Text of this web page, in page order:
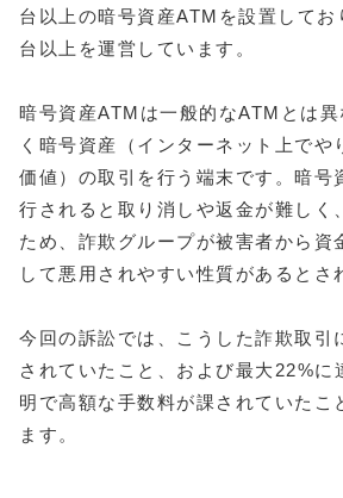
台以上の暗号資産ATMを設置して
台以上を運営しています。
暗号資産ATMは一般的なATMとは
く暗号資産（インターネット上でや
価値）の取引を行う端末です。暗号
行されると取り消しや返金が難しく
ため、詐欺グループが被害者から資
して悪用されやすい性質があるとさ
今回の訴訟では、こうした詐欺取引
されていたこと、および最大22%に
明で高額な手数料が課されていたこ
ます。